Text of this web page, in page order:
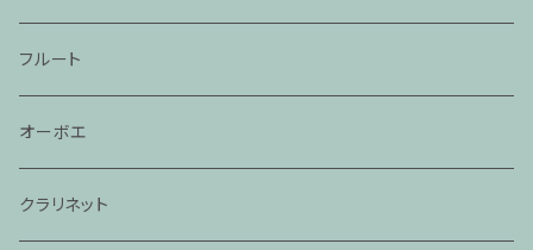
フルート
オーボエ
クラリネット